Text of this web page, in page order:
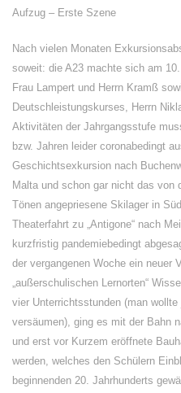
Aufzug – Erste Szene
Nach vielen Monaten
soweit: die A23 machte sich am
Frau Lampert und Herrn Kramß
Deutschleistungskurses, Herrn
Aktivitäten der Jahrgangsstufe
bzw. Jahren leider coronabedingt
Geschichtsexkursion nach
Malta und schon gar nicht das von
Tönen angepriesene Skilager in
Theaterfahrt zu „Antigone“ nach
kurzfristig pandemiebedingt
der vergangenen Woche ein neuer
„außerschulischen Lernorten“
vier Unterrichtsstunden (man
versäumen), ging es mit der Bahn
und erst vor Kurzem eröffnete
werden, welches den Schülern
beginnenden 20. Jahrhunderts